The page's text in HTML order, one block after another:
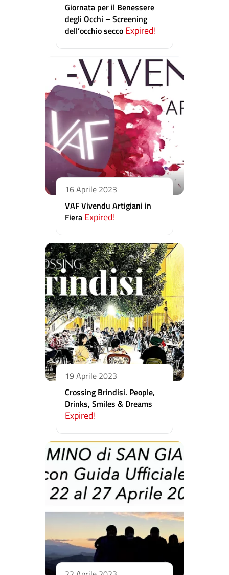
Giornata per il Benessere
degli Occhi – Screening
dell’occhio secco Expired!
16 Aprile 2023
VAF Vivendu Artigiani in
Fiera Expired!
19 Aprile 2023
Crossing Brindisi. People,
Drinks, Smiles & Dreams
Expired!